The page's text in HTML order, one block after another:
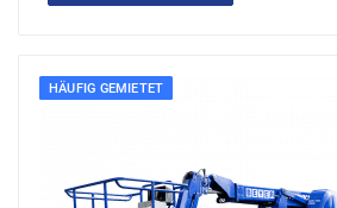
HÄUFIG GEMIETET